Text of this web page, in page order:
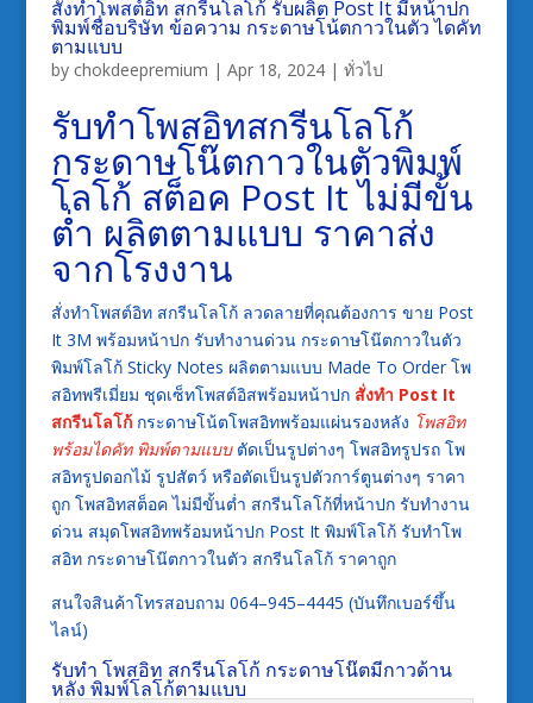
สั่งทำโพสต์อิท สกรีนโลโก้ รับผลิต Post It มีหน้าปก
พิมพ์ชื่อบริษัท ข้อความ กระดาษโน้ตกาวในตัว ไดคัท
ตามแบบ
by chokdeepremium | Apr 18, 2024| ทั่วไป
รับทำโพสอิทสกรีนโลโก้
กระดาษโน๊ตกาวในตัวพิมพ์
โลโก้ สต็อค Post It ไม่มีขั้น
ต่ำ ผลิตตามแบบ ราคาส่ง
จากโรงงาน
สั่งทำโพสต์อิท สกรีนโลโก้ ลวดลายที่คุณต้องการ ขาย Post
It 3M พร้อมหน้าปก รับทำงานด่วน กระดาษโน๊ตกาวในตัว
พิมพ์โลโก้ Sticky Notes ผลิตตามแบบ Made To Order โพ
สอิทพรีเมี่ยม ชุดเซ็ทโพสต์อิสพร้อมหน้าปก สั่งทำ Post It
สกรีนโลโก้กระดาษโน้ตโพสอิทพร้อมแผ่นรองหลัง โพสอิท
พร้อมไดคัท พิมพ์ตามแบบตัดเป็นรูปต่างๆ โพสอิทรูปรถ โพ
สอิทรูปดอกไม้ รูปสัตว์ หรือตัดเป็นรูปตัวการ์ตูนต่างๆ ราคา
ถูก โพสอิทสต็อค ไม่มีขั้นต่ำ สกรีนโลโก้ที่หน้าปก รับทำงาน
ด่วน สมุดโพสอิทพร้อมหน้าปก Post It พิมพ์โลโก้ รับทำโพ
สอิท กระดาษโน๊ตกาวในตัว สกรีนโลโก้ ราคาถูก
สนใจสินค้าโทรสอบถาม 064–945–4445 (บันทึกเบอร์ขึ้น
ไลน์)
รับทำ โพสอิท สกรีนโลโก้ กระดาษโน๊ตมีกาวด้าน
หลัง พิมพ์โลโก้ตามแบบ